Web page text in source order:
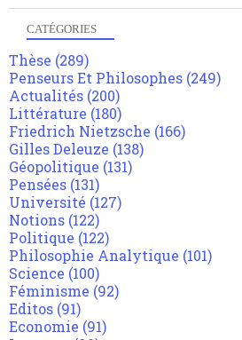
CATÉGORIES
Thèse (289)
Penseurs Et Philosophes (249)
Actualités (200)
Littérature (180)
Friedrich Nietzsche (166)
Gilles Deleuze (138)
Géopolitique (131)
Pensées (131)
Université (127)
Notions (122)
Politique (122)
Philosophie Analytique (101)
Science (100)
Féminisme (92)
Editos (91)
Economie (91)